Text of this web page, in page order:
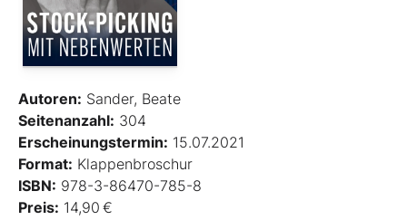
Autoren: Sander, Beate
Seitenanzahl: 304
Erscheinungstermin: 15.07.2021
Format: Klappenbroschur
ISBN: 978-3-86470-785-8
Preis: 14,90 €